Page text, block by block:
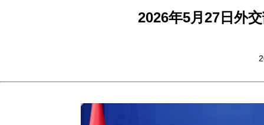
2026年5月27日外